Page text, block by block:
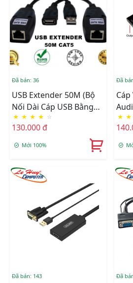
Đã bán: 36
USB Extender 50M (Bộ
Nối Dài Cáp USB Bằng
Dây LAN)
★ ★ ★ ★ ☆
130.000 đ
Mới 100%
Đã
Cáp
★ ★
Đã bán: 143 Đã